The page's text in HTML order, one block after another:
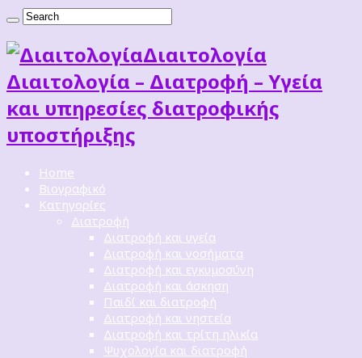
Διαιτoλογία
Διαιτολογία – Διατροφή – Υγεία
και υπηρεσίες διατροφικής
υποστήριξης
Home
Βιογραφικό
Κατηγορίες
Διατροφή
Διατροφή και υγεία
Διατροφή και νοσήματα
Διατροφή και εγκυμοσύνη
Διατροφή και άσκηση
Παιδί και διατροφή
Διατροφή και νηστεία
Διατροφή και τρίτη ηλικία
Ψυχολογία και διατροφή